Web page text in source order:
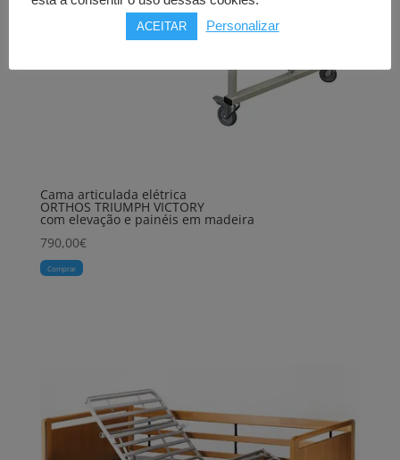
Cama articulada elétrica
ORTHOS TRIUMPH VICTORY
com elevação e painéis em madeira
790,00€
Comprar
ACEITAR Personalizar